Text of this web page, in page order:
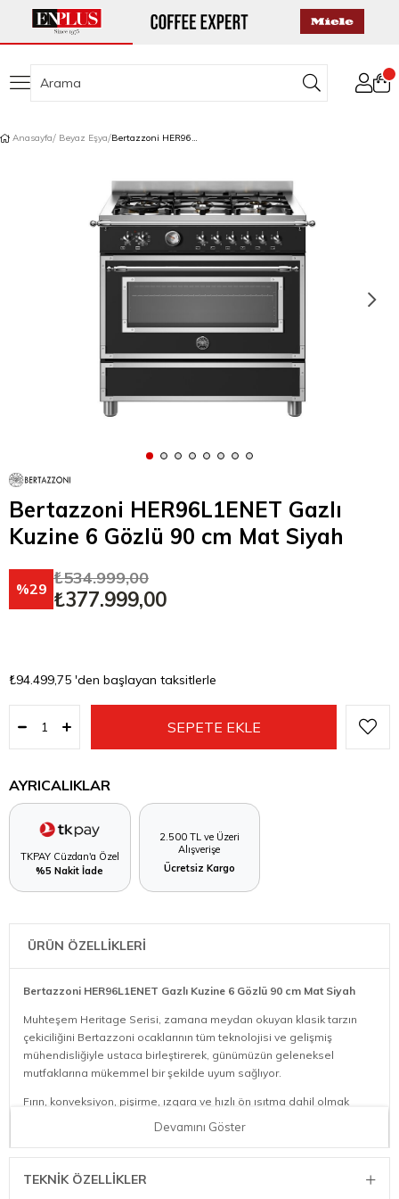
Anasayfa Beyaz Eşya Bertazzoni HER96L1ENET Gazlı Kuzine 6 Gözlü 90 cm Mat Siyah
Bertazzoni HER96L1ENET Gazlı
Kuzine 6 Gözlü 90 cm Mat Siyah
29
₺534.999,00
₺377.999,00
₺94.499,75 'den başlayan taksitlerle
AYRICALIKLAR
TKPAY Cüzdan'a Özel
%5 Nakit İade
2.500 TL ve Üzeri
Alışverişe
Ücretsiz Kargo
ÜRÜN ÖZELLİKLERİ
Bertazzoni HER96L1ENET Gazlı Kuzine 6 Gözlü 90 cm Mat Siyah
Muhteşem Heritage Serisi, zamana meydan okuyan klasik tarzın
çekiciliğini Bertazzoni ocaklarının tüm teknolojisi ve gelişmiş
mühendisliğiyle ustaca birleştirerek, günümüzün geleneksel
mutfaklarına mükemmel bir şekilde uyum sağlıyor.
Fırın, konveksiyon, pişirme, ızgara ve hızlı ön ısıtma dahil olmak
üzere 9 farklı fonksiyona sahiptir. Üç katmanlı camlı fırın kapakları,
sistemine sahiptir ve ayrıca ısı kaybını en aza indirir.
Ocakta, hassas kısık ateşte pişirmeden tam güce kadar her türlü
Devamını Göster
TEKNIK ÖZELLIKLER